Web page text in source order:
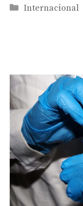
Categorías
Internacional